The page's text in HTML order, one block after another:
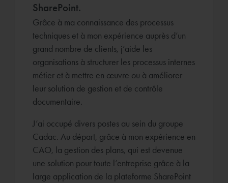
SharePoint.
Grâce à ma connaissance des processus
techniques et à mon expérience auprès d’un
grand nombre de clients, j’aide les
organisations à structurer les processus internes
métier et à mettre en œuvre ou à améliorer
leur solution de gestion et de contrôle
documentaire.
J’ai occupé divers postes au sein du groupe
Cadac. Au départ, grâce à mon expérience en
CAO, la gestion des plans, qui est devenue
une solution pour toute l’entreprise grâce à la
large application de la plateforme SharePoint